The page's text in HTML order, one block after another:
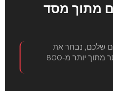
מתוך מסד
שלכם, נבחר את
האפשרויות הטובות ביותר מתוך יותר מ-800